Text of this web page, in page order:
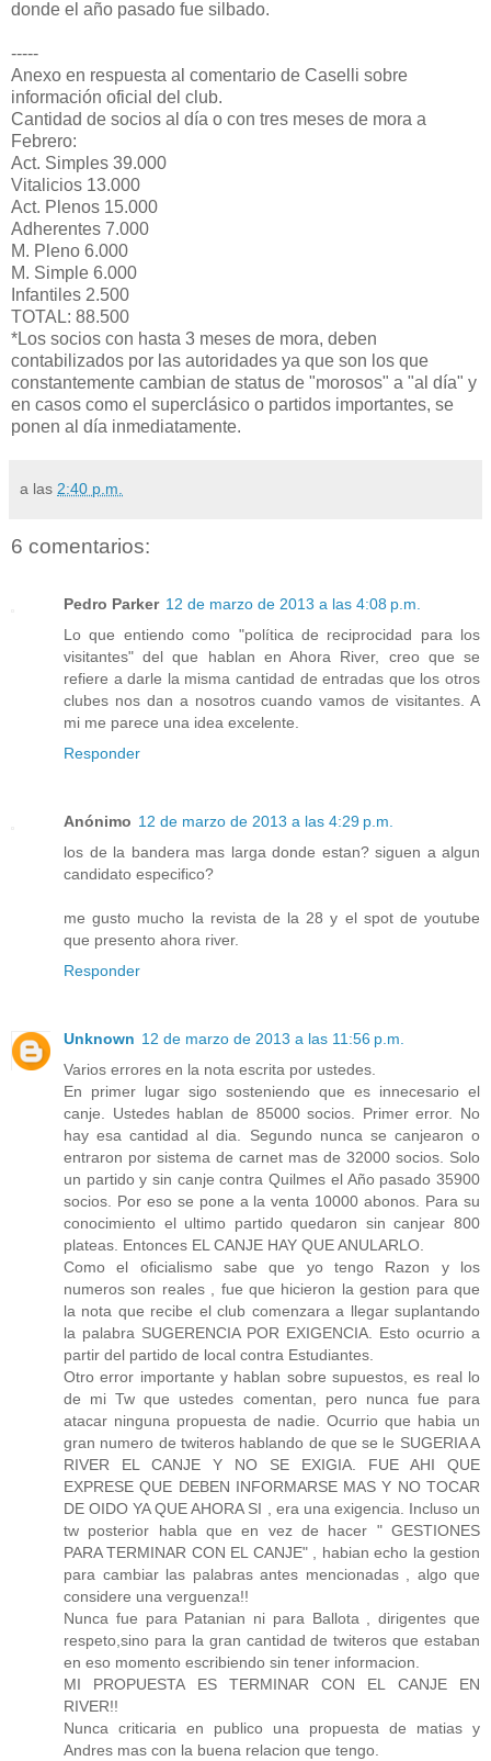
donde el año pasado fue silbado.
-----
Anexo en respuesta al comentario de Caselli sobre
información oficial del club.
Cantidad de socios al día o con tres meses de mora a
Febrero:
Act. Simples 39.000
Vitalicios 13.000
Act. Plenos 15.000
Adherentes 7.000
M. Pleno 6.000
M. Simple 6.000
Infantiles 2.500
TOTAL: 88.500
*Los socios con hasta 3 meses de mora, deben
contabilizados por las autoridades ya que son los que
constantemente cambian de status de "morosos" a "al día" y
en casos como el superclásico o partidos importantes, se
ponen al día inmediatamente.
a las 2:40 p.m.
6 comentarios:
Pedro Parker 12 de marzo de 2013 a las 4:08 p.m.
Lo que entiendo como "política de reciprocidad para los
visitantes" del que hablan en Ahora River, creo que se
refiere a darle la misma cantidad de entradas que los otros
clubes nos dan a nosotros cuando vamos de visitantes. A
mi me parece una idea excelente.
Responder
Anónimo 12 de marzo de 2013 a las 4:29 p.m.
los de la bandera mas larga donde estan? siguen a algun
candidato especifico?
me gusto mucho la revista de la 28 y el spot de youtube
que presento ahora river.
Responder
Unknown 12 de marzo de 2013 a las 11:56 p.m.
Varios errores en la nota escrita por ustedes.
En primer lugar sigo sosteniendo que es innecesario el
canje. Ustedes hablan de 85000 socios. Primer error. No
hay esa cantidad al dia. Segundo nunca se canjearon o
entraron por sistema de carnet mas de 32000 socios. Solo
un partido y sin canje contra Quilmes el Año pasado 35900
socios. Por eso se pone a la venta 10000 abonos. Para su
conocimiento el ultimo partido quedaron sin canjear 800
plateas. Entonces EL CANJE HAY QUE ANULARLO.
Como el oficialismo sabe que yo tengo Razon y los
numeros son reales , fue que hicieron la gestion para que
la nota que recibe el club comenzara a llegar suplantando
la palabra SUGERENCIA POR EXIGENCIA. Esto ocurrio a
partir del partido de local contra Estudiantes.
Otro error importante y hablan sobre supuestos, es real lo
de mi Tw que ustedes comentan, pero nunca fue para
atacar ninguna propuesta de nadie. Ocurrio que habia un
gran numero de twiteros hablando de que se le SUGERIA A
RIVER EL CANJE Y NO SE EXIGIA. FUE AHI QUE
EXPRESE QUE DEBEN INFORMARSE MAS Y NO TOCAR
DE OIDO YA QUE AHORA SI , era una exigencia. Incluso un
tw posterior habla que en vez de hacer " GESTIONES
PARA TERMINAR CON EL CANJE" , habian echo la gestion
para cambiar las palabras antes mencionadas , algo que
considere una verguenza!!
Nunca fue para Patanian ni para Ballota , dirigentes que
respeto,sino para la gran cantidad de twiteros que estaban
en eso momento escribiendo sin tener informacion.
MI PROPUESTA ES TERMINAR CON EL CANJE EN
RIVER!!
Nunca criticaria en publico una propuesta de matias y
Andres mas con la buena relacion que tengo.